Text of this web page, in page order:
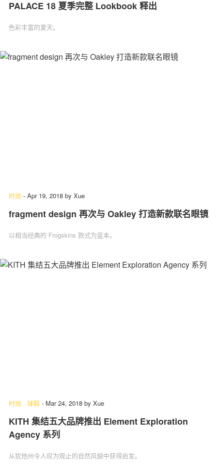
PALACE 18 夏季完整 Lookbook 释出
色彩丰富的夏天。
时尚 - Apr 19, 2018 by Xue
fragment design 再次与 Oakley 打造新款联名眼镜
以相当经典的 Frogskins 款式为蓝本。
时尚 . 球鞋 - Mar 24, 2018 by Xue
KITH 集结五大品牌推出 Element Exploration
Agency 系列
从犹他州令人叹为观止的自然风貌中获得启发。